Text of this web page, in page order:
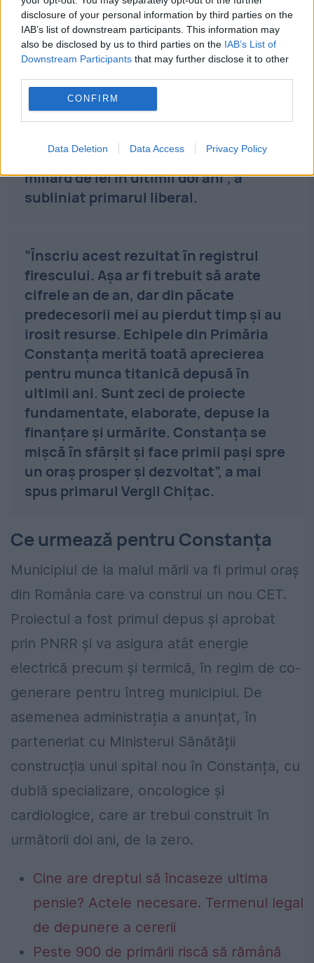
disclosure of your personal information by third parties on the
IAB’s list of downstream participants. This information may
also be disclosed by us to third parties on the IAB’s List of
Downstream Participants that may further disclose it to other
CONFIRM
Data Deletion Data Access Privacy Policy
„Am preluat o administrație
încremenită în a nu face nimic și am
ajuns astăzi la performanța de a
crește investițiile directe în
dezvoltarea municipiului la peste un
miliard de lei în ultimii doi ani”, a
subliniat primarul liberal.
”Înscriu acest rezultat în registrul
firescului. Așa ar fi trebuit să arate
cifrele an de an, dar din păcate
predecesorii mei au pierdut timp și au
irosit resurse. Echipele din Primăria
Constanța merită toată aprecierea
pentru munca titanică depusă în
ultimii ani. Sunt zeci de proiecte
fundamentate, elaborate, depuse la
finanțare și urmărite. Constanța se
mișcă în sfârșit și face primii pași spre
un oraș prosper și dezvoltat”, a mai
spus primarul Vergil Chițac.
Ce urmează pentru Constanța
Municipiul de la malul mării va fi primul oraș
din România care va construi un nou CET.
Proiectul a fost primul depus și aprobat
prin PNRR și va asigura atât energie
electrică precum și termică, în regim de co-
generare pentru întreg municipiul. De
asemenea administrația a anunțat, în
parteneriat cu Ministerul Sănătății
construcția unui spital nou în Constanța, cu
dublă specializare, oncologice și
cardiologice, care ar trebui construit în
următorii doi ani, de la zero.
Cine are dreptul să încaseze ultima
pensie? Actele necesare. Termenul legal
de depunere a cererii
Peste 900 de primării riscă să rămână